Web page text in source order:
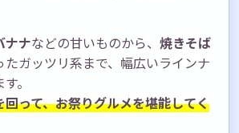
ナナなどの甘いものから、 焼きそば
たガッツリ系まで、幅広いラインナ
。
って、お祭りグルメを堪能してく